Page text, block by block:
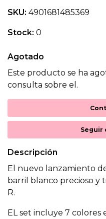
SKU: 4901681485369
Stock: 0
Agotado
Este producto se ha
consulta sobre el.
Seguir
Descripción
El nuevo lanzamiento
barril blanco precioso y
R.
EL set incluye 7